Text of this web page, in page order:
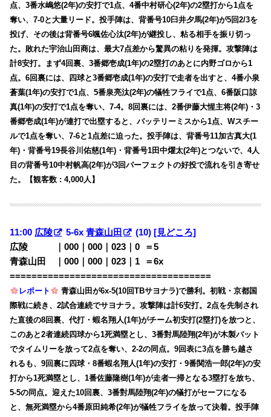
点、3番水嶋悠(2年)の安打で1点、4番中村研心(2年)の2塁打から1点を
奪い、7-0と大量リード。投手陣は、背番号10臼井夕馬(2年)が5回2/3を
投げ、その後は背番号6颯佐心汰(2年)が継投し、粘る相手を振り切っ
た。敗れた宇治山田商は、最大7点差から驚異の粘りを発揮。攻撃陣は
計8安打。まず4回裏、3番郷壱成(1年)の2塁打のあとに内野ゴロから1
点。6回裏には、四球と3番郷壱成(1年)の安打で走者を出すと、4番小泉
蒼葉(1年)の安打で1点、5番泉亮汰(2年)の犠牲フライで1点、6番阪口諒
真(1年)の安打で1点を奪い、7-4。8回裏には、2番伊藤大惺主将(2年)・3
番郷壱成(1年)が連打で出塁すると、バッテリーミスから1点、Wスチー
ルで1点を奪い、7-6と1点差に迫った。投手陣は、背番号11加古真大(1
年)・背番号19長谷川佑慈(1年)・背番号1田中燿太(2年)とつないで、4人
目の背番号10中村帆高(2年)が3回パーフェクトの好投で流れを引き寄せ
た。【観客数 : 4,000人】
11:00 広陵 5-6x青森山田 (10) [見どころ]
広陵 ｜000｜000｜023｜0
＝5
青森山田 ｜000｜000｜023｜1
＝6x
=====================================
レポート
青森山田が6x-5(10回TBサヨナラ)で勝利。初戦・京都国
際戦に続き、2試合連続でサヨナラ。攻撃陣は計6安打。2点を先制され
た直後の8回裏、代打・蝦名翔人(1年)がチーム初安打(2塁打)を放つと、
このあと2者連続四球から1死満塁とし、3番對馬陸翔(2年)が木製バット
でタイムリーを放って2点を奪い、2-2の同点。9回表に3点を勝ち越さ
れるも、9回裏に四球・8番蝦名翔人(1年)の安打・9番関浩一郎(2年)の安
打から1死満塁とし、1番佐藤隆樹(1年)が走者一掃となる3塁打を放ち、
5-5の同点。迎えた10回裏、3番對馬陸翔(2年)の犠打がセーフになる
と、無死満塁から4番原田純希(2年)が犠牲フライを放って決着。投手陣